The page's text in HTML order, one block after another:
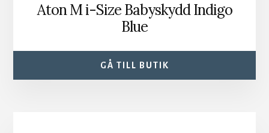
Aton M i-Size Babyskydd Indigo
Blue
GÅ TILL BUTIK